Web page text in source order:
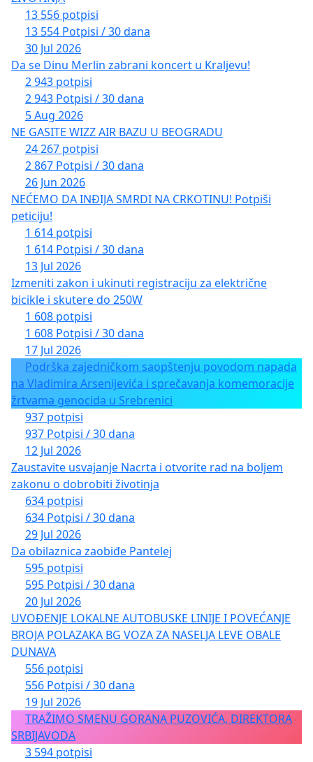
4. Укључивање представника локалне заједнице у
будуће поступке одлучивања у вези са
организацијом јавног железничког превоза.
5. Успостављање нових аутобусних стајалишта за
линије 581 и 581Е у зони Београда на води.
6. Успостављање аутобусног стајалишта за
линије 581 и 581Е у Савској улици, у смеру ка
центру града и у повратном смеру.
7. Израду и достављање стручног образложења у
случају евентуалног одбијања наведених захтева,
у складу са начелом образложености аката
органа јавне власти.
Ову петицију подносимо као законит и уставом
загарантован облик грађанског обраћања,
очекујући да надлежни органи: Секретаријат за
саобраћај, Секретаријат за јавни превоз –
Градска управа Града Београда и „Србија воз“, а.
д., Београд, по истој поступе у разумном року и у
складу са важећим прописима Републике Србије.
13 556 potpisi
13 554 Potpisi / 30 dana
30 Jul 2026
Da se Dinu Merlin zabrani koncert u Kraljevu!
2 943 potpisi
2 943 Potpisi / 30 dana
5 Aug 2026
NE GASITE WIZZ AIR BAZU U BEOGRADU
24 267 potpisi
2 867 Potpisi / 30 dana
26 Jun 2026
NEĆEMO DA INĐIJA SMRDI NA CRKOTINU! Potpiši
peticiju!
1 614 potpisi
1 614 Potpisi / 30 dana
13 Jul 2026
Izmeniti zakon i ukinuti registraciju za električne
bicikle i skutere do 250W
1 608 potpisi
1 608 Potpisi / 30 dana
17 Jul 2026
Podrška zajedničkom saopštenju povodom napada
na Vladimira Arsenijevića i sprečavanja komemoracije
žrtvama genocida u Srebrenici
937 potpisi
937 Potpisi / 30 dana
12 Jul 2026
Zaustavite usvajanje Nacrta i otvorite rad na boljem
zakonu o dobrobiti životinja
634 potpisi
634 Potpisi / 30 dana
29 Jul 2026
Da obilaznica zaobiđe Pantelej
595 potpisi
595 Potpisi / 30 dana
20 Jul 2026
UVOĐENJE LOKALNE AUTOBUSKE LINIJE I POVEĆANJE
BROJA POLAZAKA BG VOZA ZA NASELJA LEVE OBALE
DUNAVA
556 potpisi
556 Potpisi / 30 dana
19 Jul 2026
TRAŽIMO SMENU GORANA PUZOVIĆA, DIREKTORA
SRBIJAVODA
3 594 potpisi